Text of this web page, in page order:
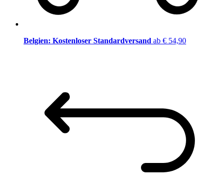
Belgien: Kostenloser Standardversand ab € 54,90